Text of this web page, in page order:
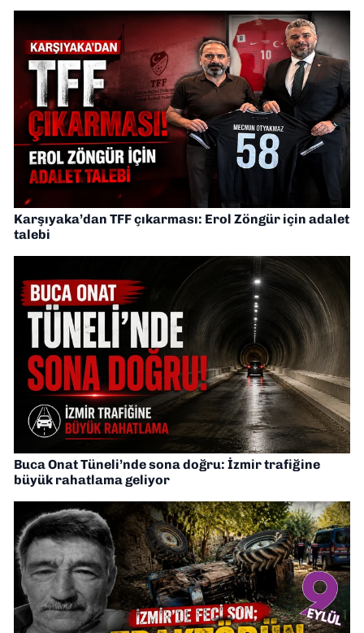
Karşıyaka’dan TFF çıkarması: Erol Zöngür için adalet
talebi
Buca Onat Tüneli’nde sona doğru: İzmir trafiğine
büyük rahatlama geliyor